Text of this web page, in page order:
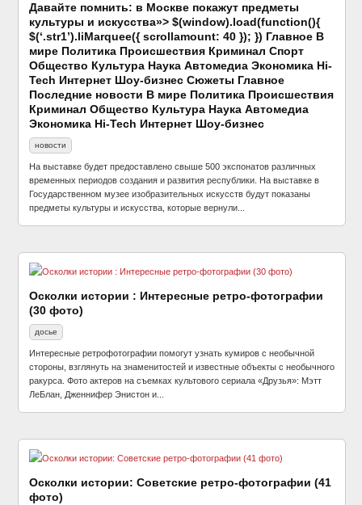
Давайте помнить: в Москве покажут предметы
культуры и искусства»> $(window).load(function(){
$(‘.str1’).liMarquee({ scrollamount: 40 }); }) Главное В
мире Политика Происшествия Криминал Спорт
Общество Культура Наука Автомедиа Экономика Hi-
Tech Интернет Шоу-бизнес Сюжеты Главное
Последние новости В мире Политика Происшествия
Криминал Общество Культура Наука Автомедиа
Экономика Hi-Tech Интернет Шоу-бизнес
новости
На выставке будет предоставлено свыше 500 экспонатов различных
временных периодов создания и развития республики. На выставке в
Государственном музее изобразительных искусств будут показаны
предметы культуры и искусства, которые вернули...
Осколки истории : Интересные ретро-фотографии
(30 фото)
досье
Интересные ретрофотографии помогут узнать кумиров с необычной
стороны, взглянуть на знаменитостей и известные объекты с необычного
ракурса. Фото актеров на съемках культового сериала «Друзья»: Мэтт
ЛеБлан, Дженнифер Энистон и...
Осколки истории: Советские ретро-фотографии (41
фото)